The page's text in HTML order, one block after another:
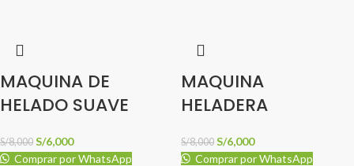
MAQUINA DE
HELADO SUAVE
S/8,000 S/6,000
Comprar por WhatsApp
MAQUINA
HELADERA
S/8,000 S/6,000
Comprar por WhatsApp